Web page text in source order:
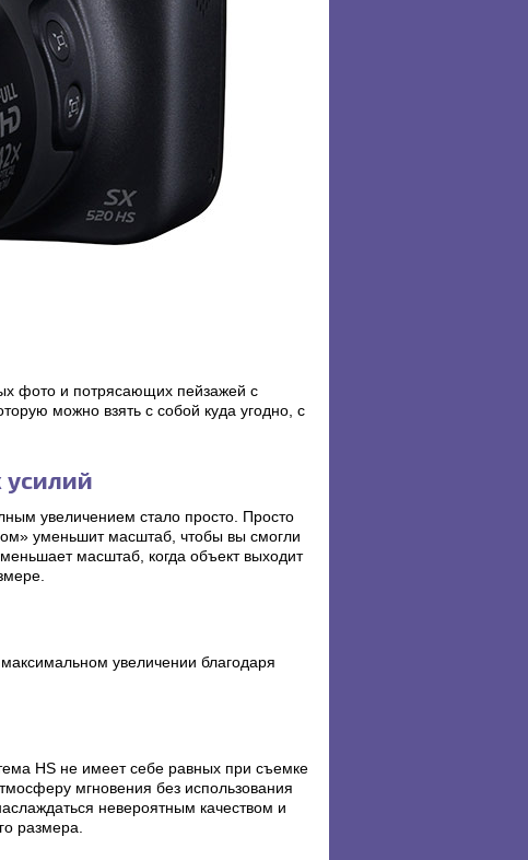
фото и потрясающих пейзажей с
можно взять с собой куда угодно, с
усилий
увеличением стало просто. Просто
уменьшит масштаб, чтобы вы смогли
масштаб, когда объект выходит
увеличении благодаря
HS не имеет себе равных при съемке
мгновения без использования
невероятным качеством и
размера.